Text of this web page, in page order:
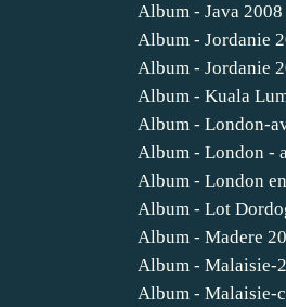
Album - Java 2008
Album - Jordanie
Album - Jordanie
Album - Kuala
Album - London-
Album - London -
Album - London
Album - Lot
Album - Madere
Album - Malaisie-
Album - Malaisie-